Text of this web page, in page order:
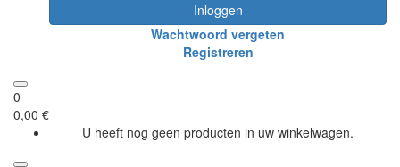
Inloggen
Wachtwoord vergeten
Registreren
0
0,00 €
U heeft nog geen producten in uw winkelwagen.